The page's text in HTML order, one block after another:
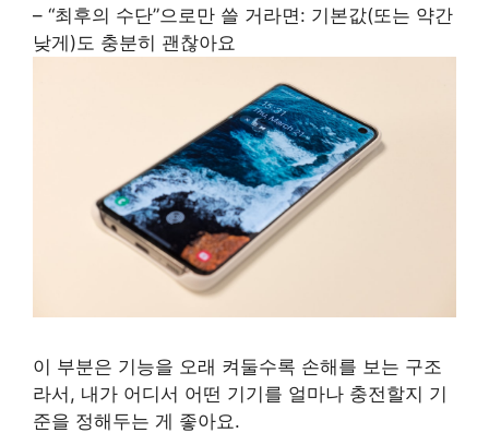
– “최후의 수단”으로만 쓸 거라면: 기본값(또는 약간
낮게)도 충분히 괜찮아요
이 부분은 기능을 오래 켜둘수록 손해를 보는 구조
라서, 내가 어디서 어떤 기기를 얼마나 충전할지 기
준을 정해두는 게 좋아요.